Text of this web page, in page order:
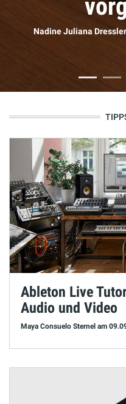
Sophie
Ableton Live
Audio und Video
Maya Consuelo Sternel am